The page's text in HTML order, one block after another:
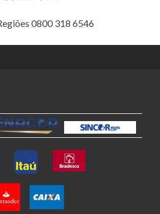
0800 318 6546